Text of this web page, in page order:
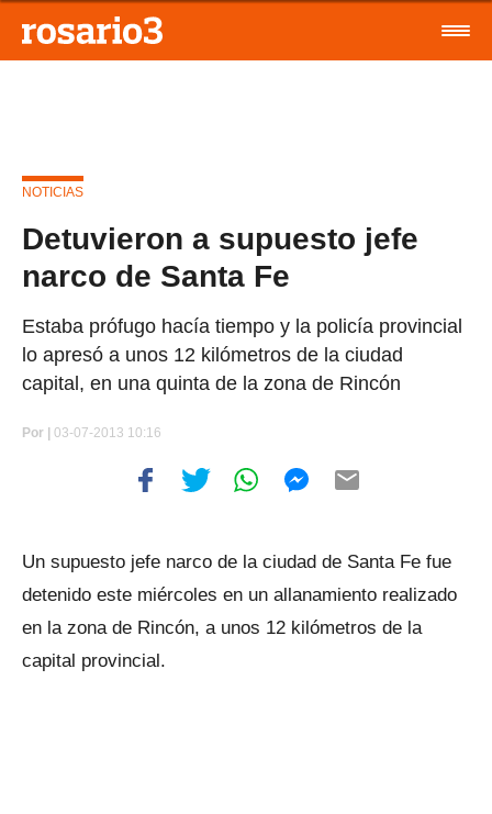
NOTICIAS
Detuvieron a supuesto jefe
narco de Santa Fe
Estaba prófugo hacía tiempo y la policía provincial
lo apresó a unos 12 kilómetros de la ciudad
capital, en una quinta de la zona de Rincón
Por 03-07-2013 10:16
Un supuesto jefe narco de la ciudad de Santa Fe fue
detenido este miércoles en un allanamiento realizado
en la zona de Rincón, a unos 12 kilómetros de la
capital provincial.